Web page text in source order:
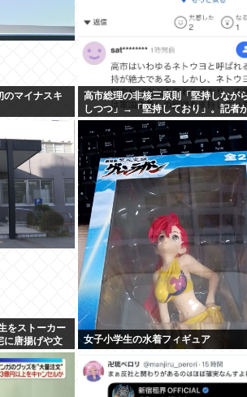
マイナスキ
高市総理の非核三原則「堅持しなが
しつつ」→「堅持しており」。記者
し追及
をストーカー
に唐揚げや文
女子小学生の水着フィギュア